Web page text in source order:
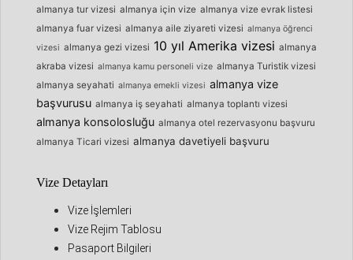
almanya tur vizesi almanya için vize almanya vize evrak listesi
almanya fuar vizesi almanya aile ziyareti vizesi almanya öğrenci
vizesi almanya gezi vizesi 10 yıl Amerika vizesi almanya
akraba vizesi almanya kamu personeli vize almanya Turistik vizesi
almanya seyahati almanya emekli vizesi almanya vize
başvurusu almanya iş seyahati almanya toplantı vizesi
almanya konsolosluğu almanya otel rezervasyonu başvuru
almanya Ticari vizesi almanya davetiyeli başvuru
Vize Detayları
Vize İşlemleri
Vize Rejim Tablosu
Pasaport Bilgileri